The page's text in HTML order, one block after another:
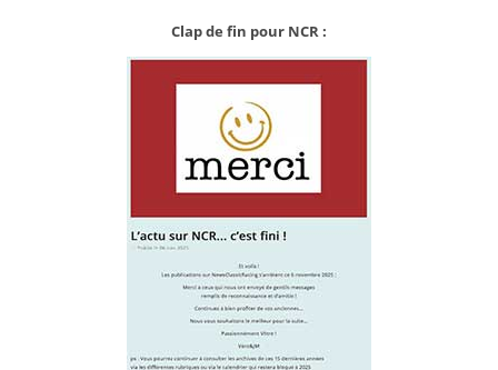
Clap de fin pour NCR :